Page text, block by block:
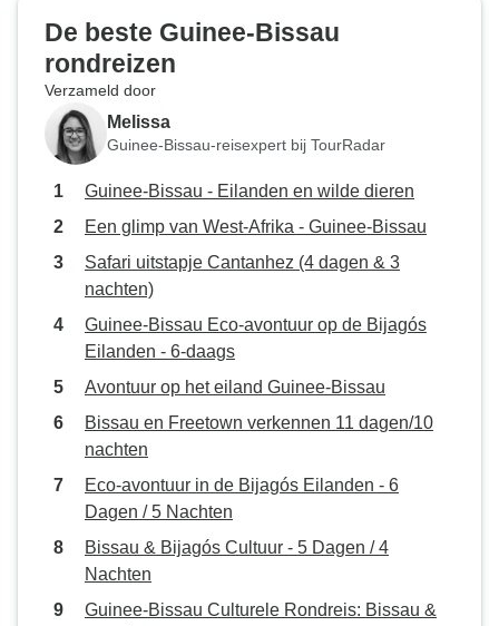
De beste Guinee-Bissau
rondreizen
Verzameld door
Melissa
Guinee-Bissau-reisexpert bij TourRadar
Guinee-Bissau - Eilanden en wilde dieren
Een glimp van West-Afrika - Guinee-Bissau
Safari uitstapje Cantanhez (4 dagen & 3
nachten)
Guinee-Bissau Eco-avontuur op de Bijagós
Eilanden - 6-daags
Avontuur op het eiland Guinee-Bissau
Bissau en Freetown verkennen 11 dagen/10
nachten
Eco-avontuur in de Bijagós Eilanden - 6
Dagen / 5 Nachten
Bissau & Bijagós Cultuur - 5 Dagen / 4
Nachten
Guinee-Bissau Culturele Rondreis: Bissau &